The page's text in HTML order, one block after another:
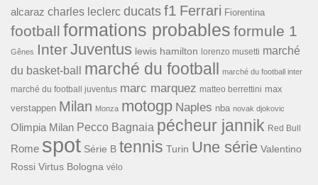
alcaraz charles leclerc ducats f1 Ferrari Fiorentina
football formations probables formule 1
Gênes InterJuventus lewis hamilton lorenzo musetti marché
du basket-ball
marché du football marché du football inter
marché du football juventus marc marquez matteo berrettini max
verstappen Milan Monza motogp Naples nba novak djokovic
Olimpia Milan Pecco Bagnaia pécheur jannik Red Bull
Rome spot Série B tennis Turin Une série Valentino
Rossi Virtus Bologna vélo